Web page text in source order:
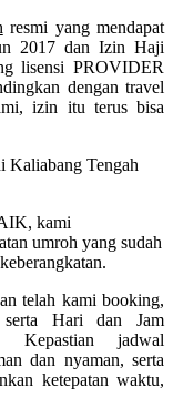
resmi yang mendapat
2017 dan Izin Haji
lisensi PROVIDER
dengan travel
izin itu terus bisa
kami
umroh yang sudah
telah kami booking,
serta Hari dan Jam
Kepastian jadwal
dan nyaman, serta
ketepatan waktu,